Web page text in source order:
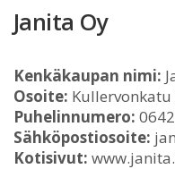
Janita Oy
Kenkäkaupan nimi:
Osoite: Kullervonkatu
Puhelinnumero:
Sähköpostiosoite:
Kotisivut: